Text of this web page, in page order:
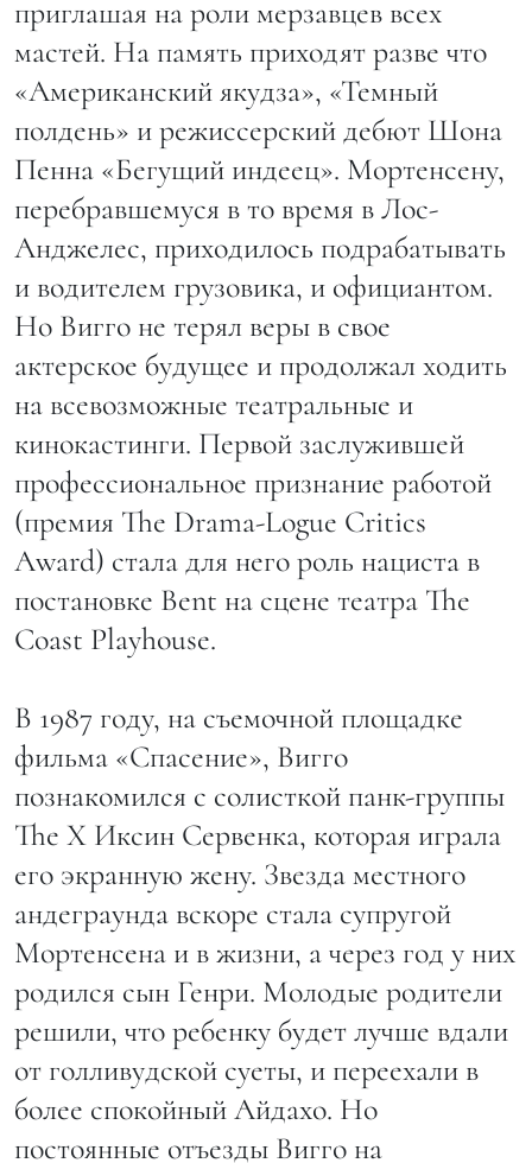
приглашая на роли мерзавцев всех
мастей. На память приходят разве что
«Американский якудза», «Темный
полдень» и режиссерский дебют Шона
Пенна «Бегущий индеец». Мортенсену,
перебравшемуся в то время в Лос-
Анджелес, приходилось подрабатывать
и водителем грузовика, и официантом.
Но Вигго не терял веры в свое
актерское будущее и продолжал ходить
на всевозможные театральные и
кинокастинги. Первой заслужившей
профессиональное признание работой
(премия The Drama-Logue Critics
Award) стала для него роль нациста в
постановке Bent на сцене театра The
Coast Playhouse.
В 1987 году, на съемочной площадке
фильма «Спасение», Вигго
познакомился с солисткой панк-группы
The X Иксин Сервенка, которая играла
его экранную жену. Звезда местного
андеграунда вскоре стала супругой
Мортенсена и в жизни, а через год у них
родился сын Генри. Молодые родители
решили, что ребенку будет лучше вдали
от голливудской суеты, и переехали в
более спокойный Айдахо. Но
постоянные отъезды Вигго на